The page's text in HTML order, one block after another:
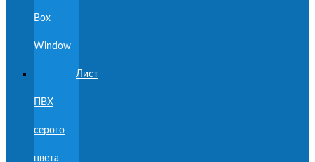
Box
Window
Лист
ПВХ
серого
цвета